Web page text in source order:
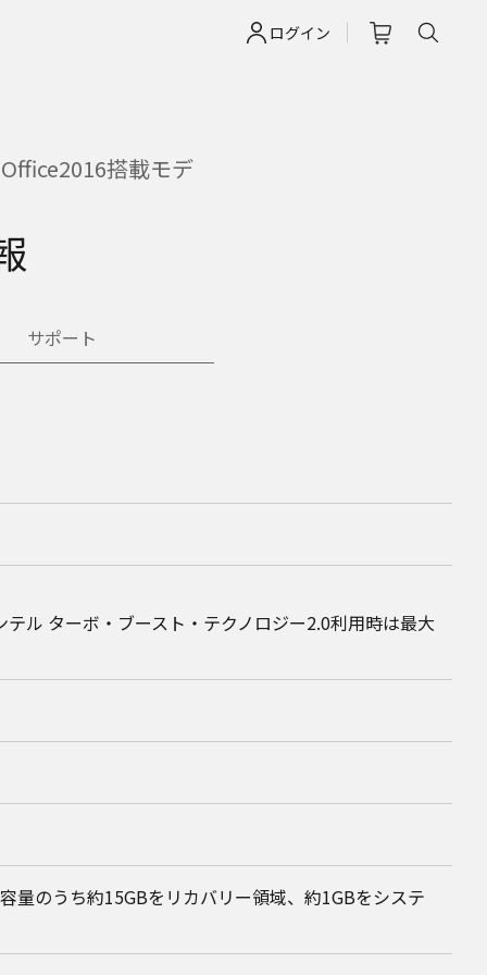
ログイン
搭載モデ
サポート
ル ターボ・ブースト・テクノロジー2.0利用時は最大
量のうち約15GBをリカバリー領域、約1GBをシステ